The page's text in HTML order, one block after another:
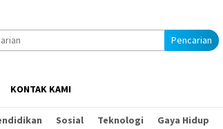
Pencarian
KONTAK KAMI
Sosial Teknologi Gaya Hidup